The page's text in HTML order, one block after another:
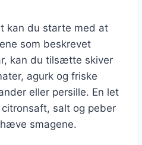
kan du starte med at
som beskrevet
kan du tilsætte skiver
agurk og friske
eller persille. En let
salt og peber
smagene.